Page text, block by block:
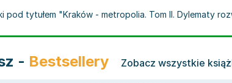
pod tytułem "Kraków - metropolia. Tom II. Dylematy
- Bestsellery Zobacz wszystkie